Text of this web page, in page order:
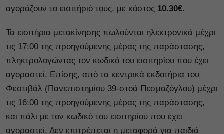
αγοράζουν το εισιτήριό τους, με κόστος 10.30€.
Τα εισιτήρια μετακίνησης πωλούνται ηλεκτρονικά μέχρι
τις 17:00 της προηγούμενης μέρας της παράστασης,
πληκτρολογώντας τον κωδικό του εισιτηρίου που έχει
αγοραστεί. Επίσης, από τα κεντρικά εκδοτήρια του
Φεστιβάλ (Πανεπιστημίου 39-στοά Πεσμαζόγλου) μέχρι
τις 16:00 της προηγούμενης μέρας της παράστασης,
και πάλι με τον κωδικό του εισιτηρίου που έχει
αγοραστεί. Δεν επιτρέπεται η μεταφορά για παιδιά